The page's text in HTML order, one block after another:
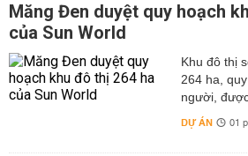
Măng Đen duyệt quy hoạch
của Sun World
Khu đô thị
264 ha,
người,
DỰ ÁN 01